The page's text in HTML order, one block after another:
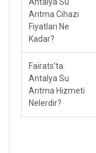
Arıtma Cihazı
Fiyatları Ne
Kadar?
Fairats’ta
Antalya Su
Arıtma Hizmeti
Nelerdir?